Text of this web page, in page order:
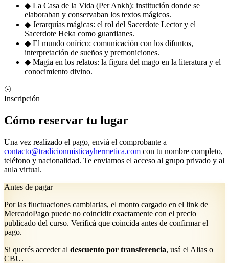
◆ La Casa de la Vida (Per Ankh): institución donde se
elaboraban y conservaban los textos mágicos.
◆ Jerarquías mágicas: el rol del Sacerdote Lector y el
Sacerdote Heka como guardianes.
◆ El mundo onírico: comunicación con los difuntos,
interpretación de sueños y premoniciones.
◆ Magia en los relatos: la figura del mago en la literatura y el
conocimiento divino.
☉
Inscripción
Cómo reservar tu lugar
Una vez realizado el pago, enviá el comprobante a
contacto@tradicionmisticayhermetica.com con tu nombre completo,
teléfono y nacionalidad. Te enviamos el acceso al grupo privado y al
aula virtual.
Antes de pagar
Por las fluctuaciones cambiarias, el monto cargado en el link de
MercadoPago puede no coincidir exactamente con el precio
publicado del curso. Verificá que coincida antes de confirmar el
pago.
Si querés acceder al descuento por transferencia, usá el Alias o
CBU.